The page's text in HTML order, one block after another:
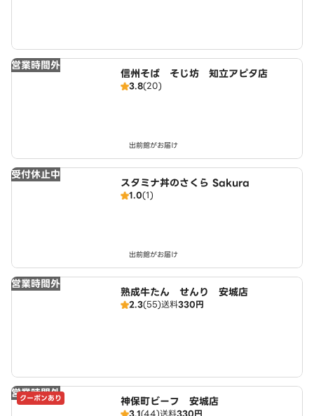
営業時間外
信州そば そじ坊 知立アピタ店
3.8(20)
出前館がお届け
受付休止中
スタミナ丼のさくら Sakura
1.0(1)
出前館がお届け
営業時間外
熟成牛たん せんり 安城店
2.3(55)送料330円
営業時間外
クーポンあり 神保町ビーフ 安城店